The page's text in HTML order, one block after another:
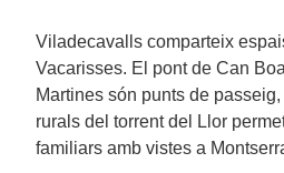
Viladecavalls comparteix
Vacarisses. El pont de Can
Martines són punts de
rurals del torrent del Llor
familiars amb vistes a